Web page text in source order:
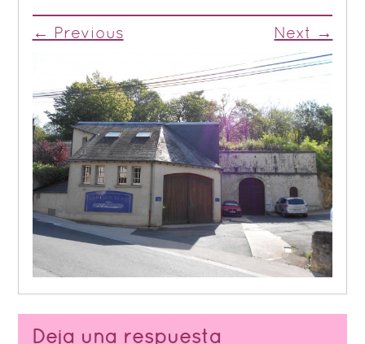
← Previous Next →
Deja una respuesta